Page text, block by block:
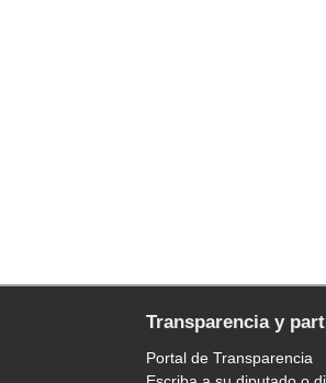
Transparencia y
Portal de Transparencia